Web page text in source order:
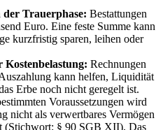
Trauerphase: Bestattungen
Euro. Eine feste Summe kann
kurzfristig sparen, leihen oder
Rechnungen
kann helfen, Liquidität
Erbe noch nicht geregelt ist.
Voraussetzungen wird
nicht als verwertbares Vermögen
(Stichwort: § 90 SGB XII). Das